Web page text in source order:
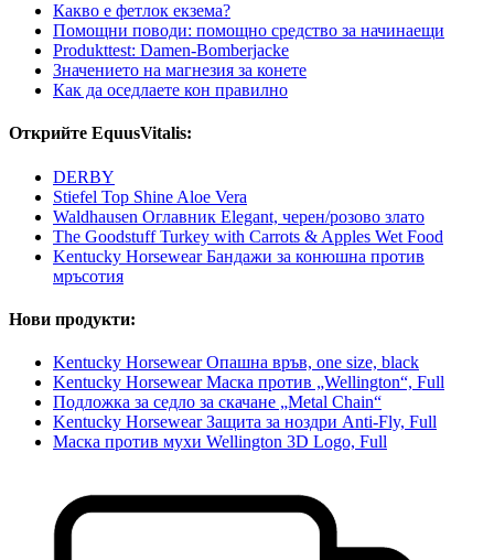
Какво е фетлок екзема?
Помощни поводи: помощно средство за начинаещи
Produkttest: Damen-Bomberjacke
Значението на магнезия за конете
Как да оседлаете кон правилно
Открийте EquusVitalis:
DERBY
Stiefel Top Shine Aloe Vera
Waldhausen Оглавник Elegant, черен/розово злато
The Goodstuff Turkey with Carrots & Apples Wet Food
Kentucky Horsewear Бандажи за конюшна против
мръсотия
Нови продукти:
Kentucky Horsewear Опашна връв, one size, black
Kentucky Horsewear Маска против „Wellington“, Full
Подложка за седло за скачане „Metal Chain“
Kentucky Horsewear Защита за ноздри Anti-Fly, Full
Маска против мухи Wellington 3D Logo, Full